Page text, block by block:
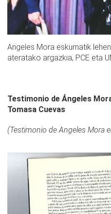
Angeles Mora eskumatik
ateratako argazkia, PCE eta
Testimonio de Ángeles
Tomasa Cuevas
(Testimonio de Angeles Mora